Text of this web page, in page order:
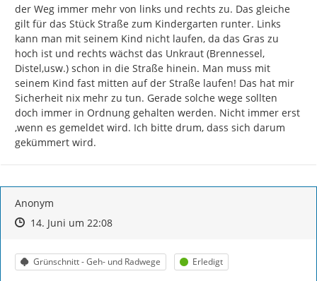
der Weg immer mehr von links und rechts zu. Das gleiche
gilt für das Stück Straße zum Kindergarten runter. Links
kann man mit seinem Kind nicht laufen, da das Gras zu
hoch ist und rechts wächst das Unkraut (Brennessel,
Distel,usw.) schon in die Straße hinein. Man muss mit
seinem Kind fast mitten auf der Straße laufen! Das hat mir
Sicherheit nix mehr zu tun. Gerade solche wege sollten
doch immer in Ordnung gehalten werden. Nicht immer erst
,wenn es gemeldet wird. Ich bitte drum, dass sich darum
gekümmert wird.
Anonym
Zeitpunkt des Erstellens
Zeitpunkt des Erstellens
14. Juni um 22:08Zur Äußerung
Kategorie
Grünschnitt - Geh- und Radwege Status
Erledigt